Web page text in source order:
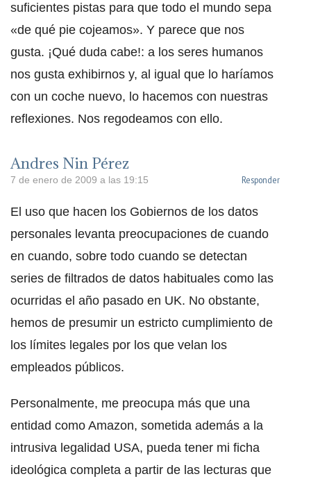
suficientes pistas para que todo el mundo sepa
«de qué pie cojeamos». Y parece que nos
gusta. ¡Qué duda cabe!: a los seres humanos
nos gusta exhibirnos y, al igual que lo haríamos
con un coche nuevo, lo hacemos con nuestras
reflexiones. Nos regodeamos con ello.
Andres Nin Pérez
7 de enero de 2009 a las 19:15 Responder
El uso que hacen los Gobiernos de los datos
personales levanta preocupaciones de cuando
en cuando, sobre todo cuando se detectan
series de filtrados de datos habituales como las
ocurridas el año pasado en UK. No obstante,
hemos de presumir un estricto cumplimiento de
los límites legales por los que velan los
empleados públicos.
Personalmente, me preocupa más que una
entidad como Amazon, sometida además a la
intrusiva legalidad USA, pueda tener mi ficha
ideológica completa a partir de las lecturas que